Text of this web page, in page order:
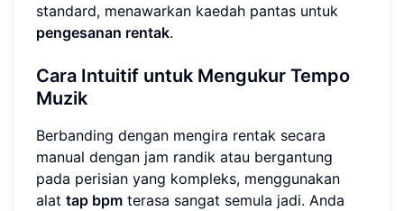
standard, menawarkan kaedah pantas untuk
pengesanan rentak.
Cara Intuitif untuk Mengukur Tempo
Muzik
Berbanding dengan mengira rentak secara
manual dengan jam randik atau bergantung
pada perisian yang kompleks, menggunakan
alat tap bpm terasa sangat semula jadi. Anda